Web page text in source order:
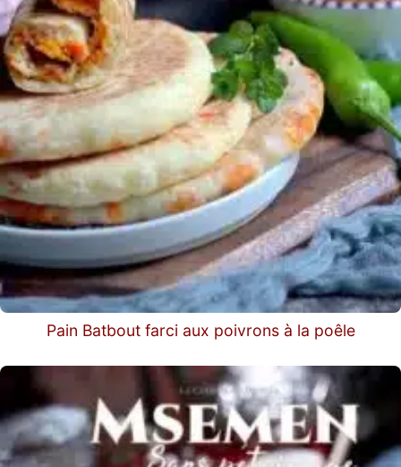
Pain Batbout farci aux poivrons à la poêle